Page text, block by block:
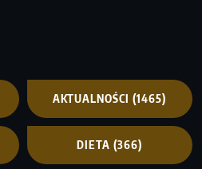
AKTUALNOŚCI (1465)
DIETA (366)